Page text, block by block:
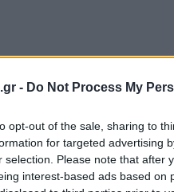
- Do Not Process My
opt-out of the sale, sharing to
for targeted advertising
selection. Please note that after
interest-based ads based
και στους γιατρούς
και στην
σε μια μάστιγα
πλέον να
πολλές φορές δεν